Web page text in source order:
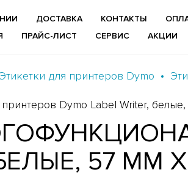
ДОСТАВКА КОНТАКТЫ
ПРАЙС-ЛИСТ СЕРВИС АКЦИИ
Этикетки для принтеров Dymo
Dymo Label Writer,
БЕЛЫЕ, 57